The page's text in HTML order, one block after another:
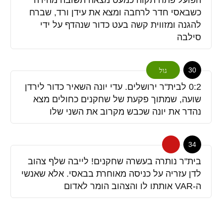
כשבאסי חדר לרחבה ומצא את עידן ורד, שברח
להגנה ומזווית קשה בעט כדור שנהדף על ידי
סילבה
30 גול
0:2 לבית"ר ירושלים. עדי יונה השאיר כדור לירדן
שועה, שמתוך פקעת של שחקנים כחולים מצא
נהדר את יונה שכבש מקרוב את השני שלו
34
בית"ר נותרה בעשרה שחקנים! לייבה שלף צהוב
לדן עזריה על כניסה מאוחרת בבאסי. אלא שאנשי
ה-VAR אותתו לו והצהוב הומר לאדום